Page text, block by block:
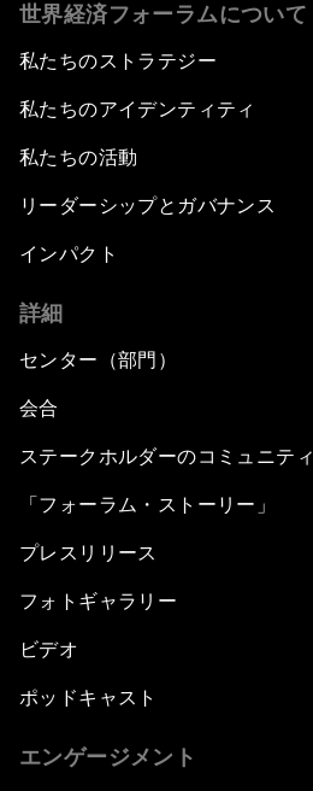
世界経済フォーラムについて
私たちのストラテジー
私たちのアイデンティティ
私たちの活動
リーダーシップとガバナンス
インパクト
詳細
センター（部門）
会合
ステークホルダーのコミュニティ
「フォーラム・ストーリー」
プレスリリース
フォトギャラリー
ビデオ
ポッドキャスト
エンゲージメント